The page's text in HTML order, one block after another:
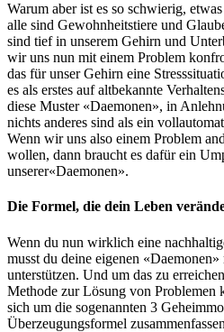
Warum aber ist es so schwierig,
alle sind Gewohnheitstiere und
sind tief in unserem Gehirn und
wir uns nun mit einem Problem
das für unser Gehirn eine
es als erstes auf altbekannte
diese Muster «Daemonen», in
nichts anderes sind als ein
Wenn wir uns also einem Problem
wollen, dann braucht es dafür ein
unserer«Daemonen».
Die Formel, die dein Leben
Wenn du nun wirklich eine
musst du deine eigenen
unterstützen. Und um das zu
Methode zur Lösung von Problemen
sich um die sogenannten 3
Überzeugungsformel